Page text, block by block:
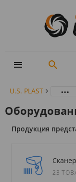
U.S. PLAST ...
Продукция
23